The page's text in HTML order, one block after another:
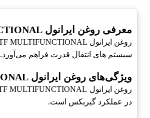
معرفی روغن ایرانول ATF MULTIFUNCTIONAL
سیستم های انتقال قدرت فراهم می‌آورد.
ویژگی‌های روغن ایرانول ATF MULTIFUNCTIONAL
در عملکرد گیربکس است.